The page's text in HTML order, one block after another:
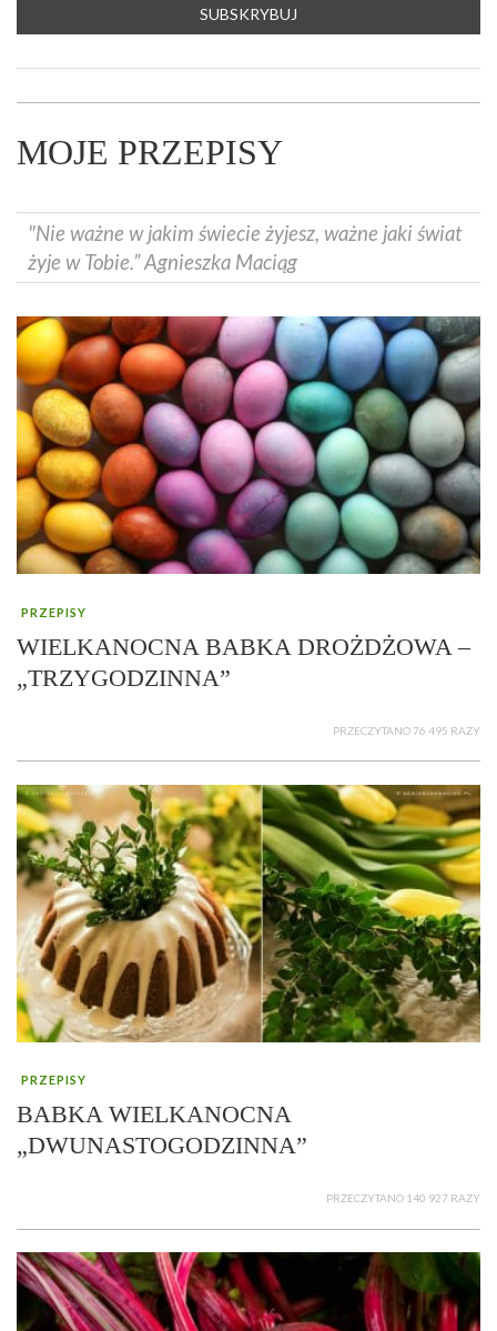
MOJE PRZEPISY
"Nie ważne w jakim świecie żyjesz, ważne jaki świat
żyje w Tobie.” Agnieszka Maciąg
PRZEPISY
WIELKANOCNA BABKA DROŻDŻOWA –
„TRZYGODZINNA”
PRZECZYTANO 76 495 RAZY
PRZEPISY
BABKA WIELKANOCNA
„DWUNASTOGODZINNA”
PRZECZYTANO 140 927 RAZY